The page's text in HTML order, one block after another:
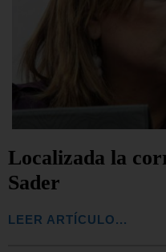
Localizada la
Sader
LEER ARTÍCULO...